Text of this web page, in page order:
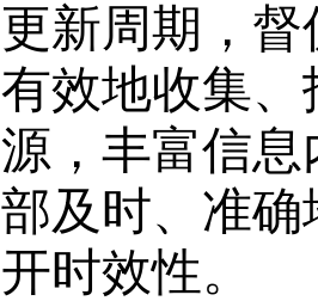
更新周期，
有效地收集
源，丰富信
部及时、准
开时效性。